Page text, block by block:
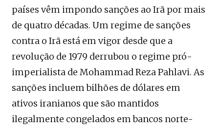
países vêm impondo sanções ao Irã por mais
de quatro décadas. Um regime de sanções
contra o Irã está em vigor desde que a
revolução de 1979 derrubou o regime pró-
imperialista de Mohammad Reza Pahlavi. As
sanções incluem bilhões de dólares em
ativos iranianos que são mantidos
ilegalmente congelados em bancos norte-